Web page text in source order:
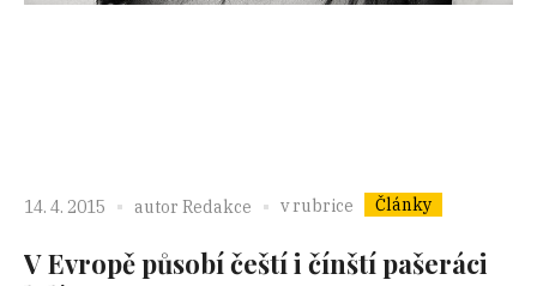
14. 4. 2015 autor Redakce v rubrice Články
V Evropě působí čeští i čínští pašeráci